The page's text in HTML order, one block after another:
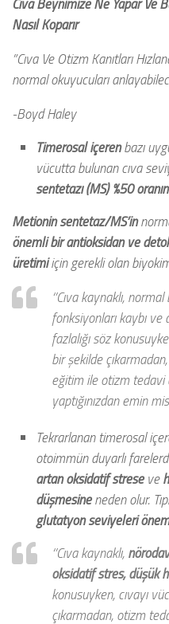
Nasıl Koparır
”Cıva Ve Otizm Kanıtları
normal okuyucuları
-Boyd Haley
Timerosal içerenbazı
vücutta bulunan cıva
sentetazı (MS) %50
Metionin sentetaz/MS’in
önemli bir antioksidan ve
üretimiiçin gerekli olan
‘’Cıva kaynaklı,
fonksiyonları kaybı
fazlalığı söz
bir şekilde
eğitim ile otizm tedavi
yaptığınızdan emin
Tekrarlanan timerosal
otoimmün duyarlı
artan oksidatif streseve
düşmesineneden olur.
glutatyon seviyeleri
‘’Cıva kaynaklı,
oksidatif stres, düşük
konusuyken, cıvayı
çıkarmadan, otizm